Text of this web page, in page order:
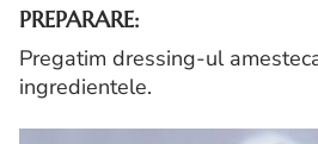
PREPARARE:
Pregatim dressing-ul
ingredientele.